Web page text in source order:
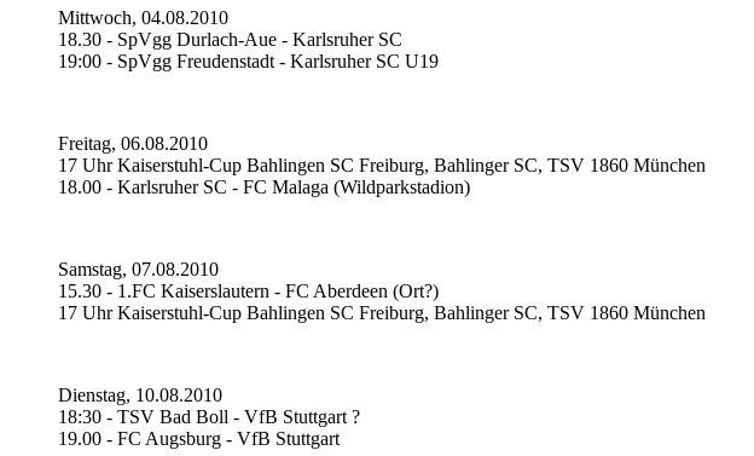
Mittwoch, 04.08.2010
18.30 - SpVgg Durlach-Aue - Karlsruher SC
19:00 - SpVgg Freudenstadt - Karlsruher SC U19
Freitag, 06.08.2010
17 Uhr Kaiserstuhl-Cup Bahlingen SC Freiburg, Bahlinger SC, TSV 1860 München
18.00 - Karlsruher SC - FC Malaga (Wildparkstadion)
Samstag, 07.08.2010
15.30 - 1.FC Kaiserslautern - FC Aberdeen (Ort?)
17 Uhr Kaiserstuhl-Cup Bahlingen SC Freiburg, Bahlinger SC, TSV 1860 München
Dienstag, 10.08.2010
18:30 - TSV Bad Boll - VfB Stuttgart ?
19.00 - FC Augsburg - VfB Stuttgart